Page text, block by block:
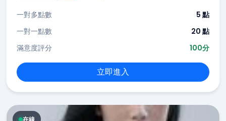
一對多點數
5 點
一對一點數
20 點
滿意度評分
100分
立即進入
在線